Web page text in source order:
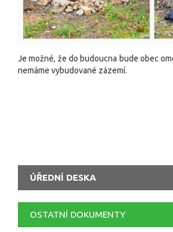
Je možné, že do budoucna bude obec
nemáme vybudované zázemí.
ÚŘEDNÍ DESKA
OSTATNÍ DOKUMENTY